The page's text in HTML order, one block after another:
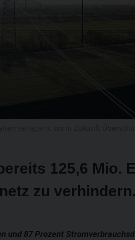
125,6 Mio.
zu verhindern.
und 87 Prozent